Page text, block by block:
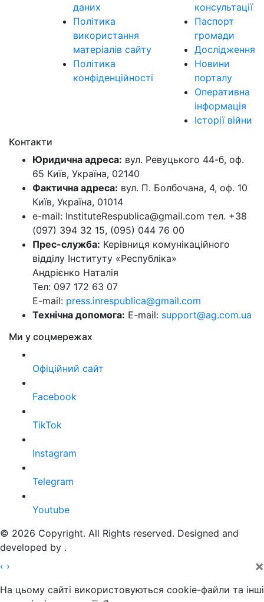
даних
Політика
використання
матеріалів сайту
Політика
конфіденційності
консультації
Паспорт
громади
Дослідження
Новини
порталу
Оперативна
інформація
Історії війни
Контакти
Юридична адреса: вул. Ревуцького 44-б, оф.
65 Київ, Україна, 02140
Фактична адреса: вул. П. Болбочана, 4, оф. 10
Київ, Україна, 01014
e-mail: InstituteRespublica@gmail.com тел. +38
(097) 394 32 15, (095) 044 76 00
Прес-служба: Керівниця комунікаційного
відділу Інституту «Республіка»
Андрієнко Наталія
Тел: 097 172 63 07
E-mail: press.inrespublica@gmail.com
Технічна допомога: E-mail: support@ag.com.ua
Ми у соцмережах
Офіційний сайт
Facebook
TikTok
Instagram
Telegram
Youtube
© 2026 Copyright. All Rights reserved. Designed and
developed by .
‹ › ×
На цьому сайті використовуються cookie-файли та інші